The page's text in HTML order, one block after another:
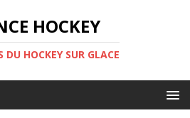
HOCKEY
DU HOCKEY SUR GLACE